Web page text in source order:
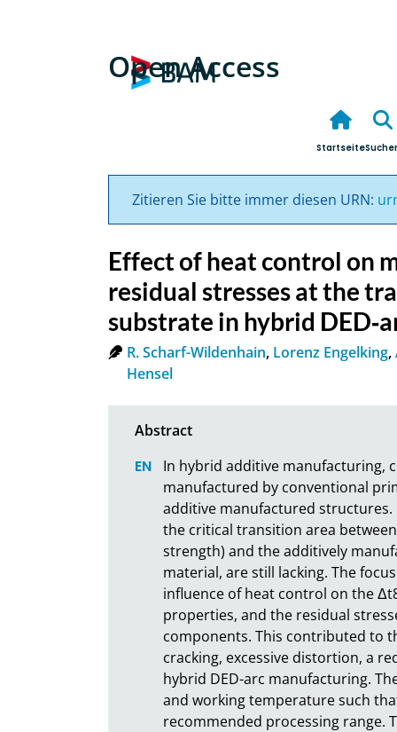
Open Access
Startseite
Zitieren Sie bitte immer diesen URN:
Effect of heat control on
residual stresses at the
substrate in hybrid
R. Scharf-Wildenhain, Lorenz Engelking,
Hensel
In hybrid additive manufacturing,
manufactured by conventional
additive manufactured
the critical transition area
strength) and the additively
material, are still lacking. The
influence of heat control on the
properties, and the residual
components. This contributed to
cracking, excessive distortion, a
hybrid DED-arc manufacturing.
and working temperature such
recommended processing range.